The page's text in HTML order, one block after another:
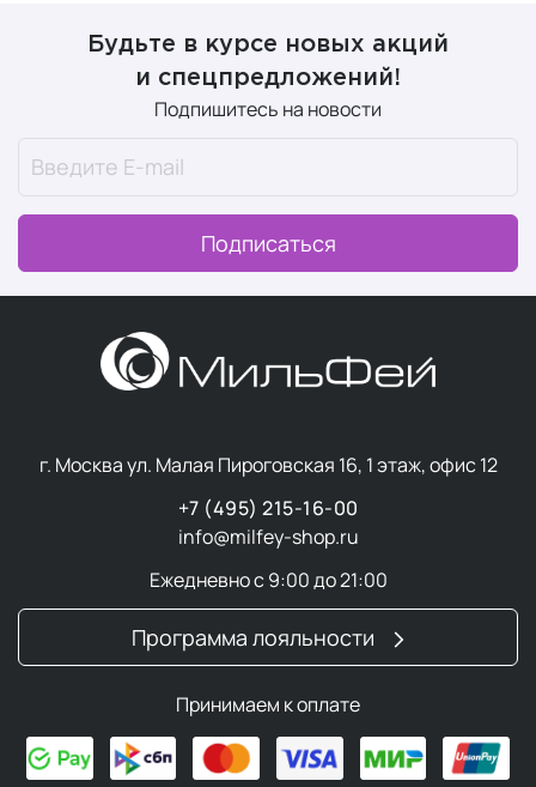
Будьте в курсе новых акций
и спецпредложений!
Подпишитесь на новости
Подписаться
г. Москва ул. Малая Пироговская 16, 1 этаж, офис 12
+7 (495) 215-16-00
info@milfey-shop.ru
Ежедневно с 9:00 до 21:00
Программа лояльности
Принимаем к оплате